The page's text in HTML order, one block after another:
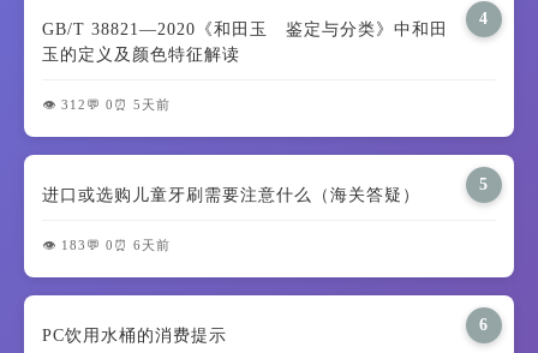
4
GB/T 38821—2020《和田玉 鉴定与分类》中和田
玉的定义及颜色特征解读
👁️ 312 💬 0 ⏰ 5天前
5
进口或选购儿童牙刷需要注意什么（海关答疑）
👁️ 183 💬 0 ⏰ 6天前
6
PC饮用水桶的消费提示